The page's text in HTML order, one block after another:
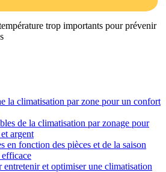
trop importants pour prévenir
la climatisation par zone pour un confort
de la climatisation par zonage pour
argent
en fonction des pièces et de la saison
entretenir et optimiser une climatisation